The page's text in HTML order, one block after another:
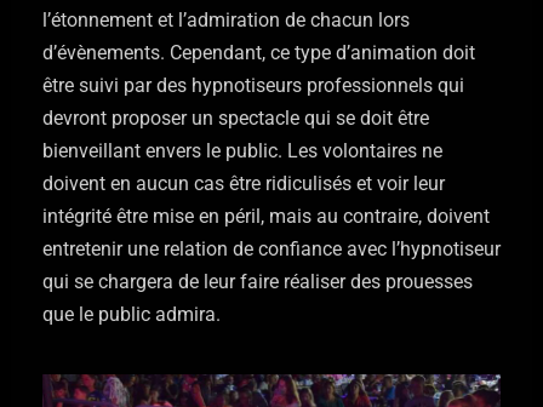
l’étonnement et l’admiration de chacun lors
d’évènements. Cependant, ce type d’animation doit
être suivi par des hypnotiseurs professionnels qui
devront proposer un spectacle qui se doit être
bienveillant envers le public. Les volontaires ne
doivent en aucun cas être ridiculisés et voir leur
intégrité être mise en péril, mais au contraire, doivent
entretenir une relation de confiance avec l’hypnotiseur
qui se chargera de leur faire réaliser des prouesses
que le public admira.